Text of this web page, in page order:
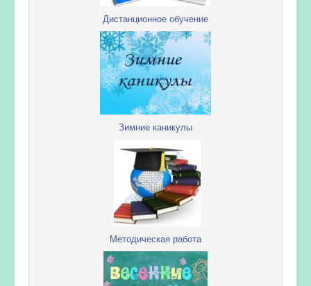
Дистанционное обучение
Зимние каникулы
Методическая работа